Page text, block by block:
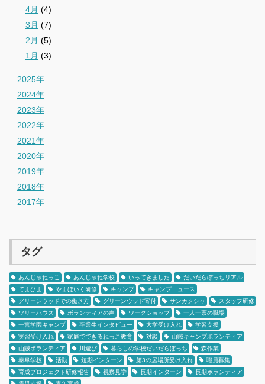
4月 (4)
3月 (7)
2月 (5)
1月 (3)
2025年
2024年
2023年
2022年
2021年
2020年
2019年
2018年
2017年
タグ
あんじゃねっこ あんじゃね学校 いってきました
だいだらぼっちリアル
てまひま
やまほいく研修 キャンプ
キャンプニュース
グリーンウッドでの働き方
グリーンウッド寄付 サンカクシャ
スタッフ研修
ツリーハウス
ボランティアの声 ワークショップ
一人一票の職場
一宮学園キャンプ
卒業生インタビュー 大学受け入れ
学習支援
実習受け入れ
家庭でできるねっこ教育 対談
山賊キャンプボランティア
山賊ボランティア
川遊び 暮らしの学校だいだらぼっち
森作業
泰阜学校
活動 短期インターン 第3の居場所受け入れ
職員募集
育成プロジェクト研修報告
視察見学 長期インターン
長期ボランティア